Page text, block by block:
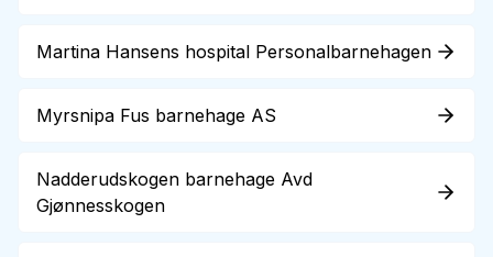
Martina Hansens hospital Personalbarnehagen
Myrsnipa Fus barnehage AS
Nadderudskogen barnehage Avd
Gjønnesskogen